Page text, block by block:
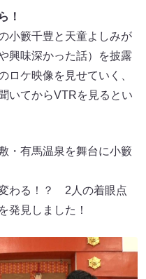
！
小籔千豊と天童よしみが
興味深かった話）を披露
ロケ映像を見せていく、
いてからVTRを見るとい
有馬温泉を舞台に小籔
わる！？ 2人の着眼点
発見しました！